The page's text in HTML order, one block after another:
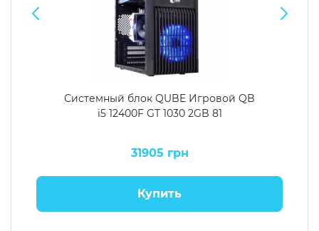
Системный блок QUBE Игровой QB
i5 12400F GT 1030 2GB 81
31905 грн
Купить